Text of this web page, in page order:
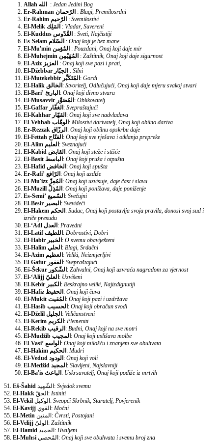
Allah الله : Jedan Jedini Bog
Er-Rahman الرّحمان : Blagi, Premilosrdni
Er-Rahim الرّحيم : Svemilostivi
El-Melik المَلِك : Vladar, Suvereni
El-Kuddus القُدّوس : Sveti, Najčistiji
Es-Selam السّلام : Onaj koji je bez mane
El-Mu'min المُؤمن : Pouzdani, Onaj koji daje mir
El-Muhejmin المُهَيْمِن : Zaštitnik, Onaj koji daje sigurnost
El-Aziz العزيز : Onaj koji sve pazi i prati,
El-Džebbar الجبّار : Silni
El-Mutekebbir المُتَكَبِّر: Gordi
El-Halik الخالق: Stvoritelj, Odlučujući, Onaj koji daje mjeru svakoj stvari
El-Bari’ البارئ: Onaj koji divno stvara
El-Musavvir المُصَوِّر: Oblikovatelj
El-Gaffar الغفّار: Svepraštajući
El-Kahhar القهّار: Onaj koji sve nadvladava
El-Vehhab الوهّاب: Milostivi darivatelj, Onaj koji obilno dariva
Er-Rezzak الرزّاق: Onaj koji obilnu opskrbu daje
El-Fettah الفتّاح: Onaj koji sve rješava i otklanja prepreke
El-Alim العليم: Sveznajući
El-Kabid القابض: Onaj koji steže i stišće
El-Basit الباسط: Onaj koji pruža i otpušta
El-Hafid الخافض: Onaj koji spušta
Er-Rafi’ الرّافع: Onaj koji uzdiže
El-Mu'izz المُعِزّ: Onaj koji uzvisuje, daje čast i slavu
El-Muzill المُذِلّ: Onaj koji ponižava, daje poniženje
Es-Semi’ السّميع: Svečujni
El-Besir البصير: Svevideći
El-Hakem الحكم: Sudac, Onaj koji postavlja svoja pravila, donosi svoj sud i
izriče presudu
El-‘Adl العدل: Pravedni
El-Latif اللطيف: Dobrostivi, Dobri
El-Habir الخبير: O svemu obaviješteni
El-Halim الحلي: Blagi, Srdačni
El-Azim العظيم: Veliki, Neizmjerljivi
El-Gafur الغفور: Svepraštajući
Eš-Šekur الشّكور: Zahvalni, Onaj koji uzvraća nagradom za vjernost
El-‘Alijj العليّ: Uzvišeni
El-Kebir الكبير: Beskrajno veliki, Najizdignutiji
El-Hafiz الحفيظ: Onaj koji čuva
El-Mukit المُقيت: Onaj koji pazi i uzdržava
El-Hasib الحسيب: Onaj koji obračun svodi
El-Dželil الجليل: Veličanstveni
El-Kerim الكريم: Plemeniti
El-Rekib الرقيب: Budni, Onaj koji na sve motri
El-Mudžib المجيب: Onaj koji uslišava molbe
El-Vasi’ الواسع: Onaj koji milošću i znanjem sve obuhvata
El-Hakim الحكيم: Mudri
El-Vedud الودود: Onaj koji voli
El-Medžid المجيد: Slavljeni, Najslavniji
El-Ba'is الباعث: Uskrsavatelj, Onaj koji podiže iz mrtvih
51. Eš-Šahid الشّهيد: Svjedok svemu
52. El-Hakk الحقّ: Istiniti
53. El-Vekil الوكيل: Sveopći Skrbnik, Staratelj, Povjerenik
54. El-Kavijj القوي: Moćni
55. El-Metin المتين: Čvrsti, Postojani
56. El-Velijj الوليّ: Zaštitnik
57. El-Hamid الحميد: Hvaljeni
58. El-Muhsi المُحصي: Onaj koji sve obuhvata i svemu broj zna